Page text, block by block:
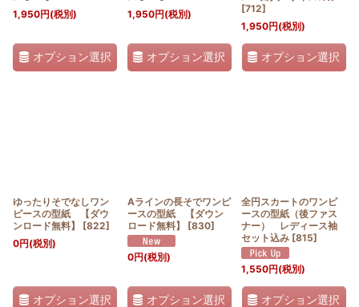
1,950円(税別)
オプション選択
1,950円(税別)
オプション選択
[712]
1,950円(税別)
オプション選択
ゆったりそでなしワン
ピースの型紙 【ダウ
ンロード無料】
[822]
0円(税別)
オプション選択
Aラインの長そでワンピ
ースの型紙 【ダウン
ロード無料】
[830]
0円(税別)
オプション選択
全円スカートのワンピ
ースの型紙（後ファス
ナー） レディース袖
セット込み [815]
1,550円(税別)
オプション選択